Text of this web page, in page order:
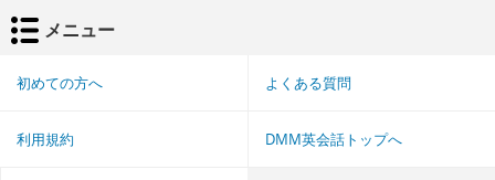
メニュー
初めての方へ よくある質問
利用規約 DMM英会話トップへ